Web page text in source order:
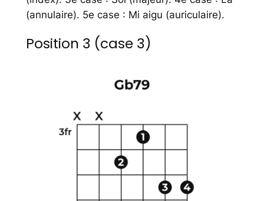
(annulaire). 5e case : Mi aigu (auriculaire).
Position 3 (case 3)